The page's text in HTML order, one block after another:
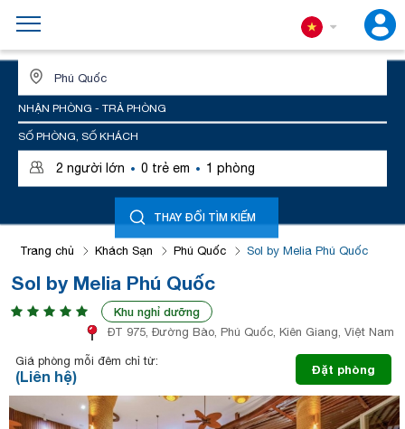
NHẬN PHÒNG - TRẢ PHÒNG
SỐ PHÒNG, SỐ KHÁCH
2 người lớn · 0 trẻ em · 1 phòng
THAY ĐỔI TÌM KIẾM
Trang chủ Khách Sạn Phú Quốc Sol by Melia Phú Quốc
Sol by Melia Phú Quốc
Khu nghỉ dưỡng
ĐT 975, Đường Bào, Phú Quốc, Kiên Giang, Việt Nam
Giá phòng mỗi đêm chỉ từ:
(Liên hệ) Đặt phòng